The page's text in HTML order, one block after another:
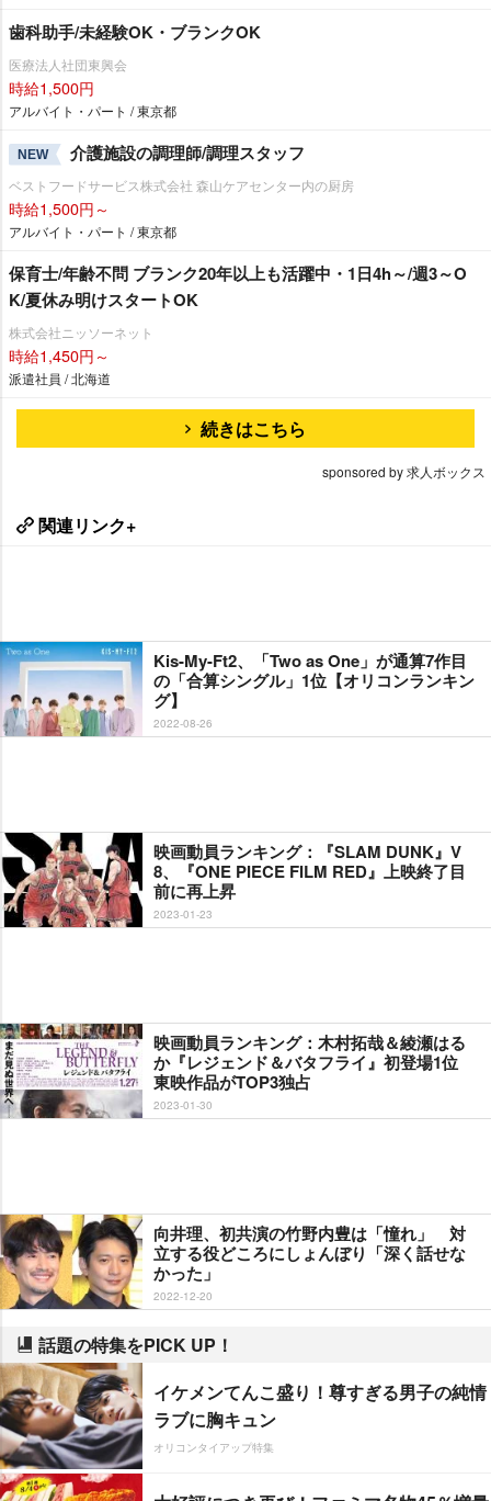
歯科助手/未経験OK・ブランクOK
医療法人社団東興会
時給1,500円
アルバイト・パート / 東京都
NEW 介護施設の調理師/調理スタッフ
ベストフードサービス株式会社 森山ケアセンター内の厨房
時給1,500円～
アルバイト・パート / 東京都
保育士/年齢不問 ブランク20年以上も活躍中・1日4h～/週3～O
K/夏休み明けスタートOK
株式会社ニッソーネット
時給1,450円～
派遣社員 / 北海道
続きはこちら
sponsored by 求人ボックス
関連リンク+
Kis-My-Ft2、「Two as One」が通算7作目
の「合算シングル」1位【オリコンランキン
グ】
2022-08-26
映画動員ランキング：『SLAM DUNK』V
8、『ONE PIECE FILM RED』上映終了目
前に再上昇
2023-01-23
映画動員ランキング：木村拓哉＆綾瀬はる
か『レジェンド＆バタフライ』初登場1位
東映作品がTOP3独占
2023-01-30
向井理、初共演の竹野内豊は「憧れ」 対
立する役どころにしょんぼり「深く話せな
かった」
2022-12-20
話題の特集をPICK UP！
イケメンてんこ盛り！尊すぎる男子の純情
ラブに胸キュン
オリコンタイアップ特集